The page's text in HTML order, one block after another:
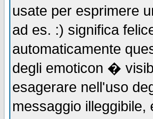
usate per esprimere
ad es. :) significa
automaticamente
degli emoticon �
esagerare nell'uso
messaggio